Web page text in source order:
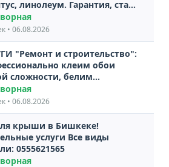
линолеум. Гарантия, стаж
• 06.08.2026
"Ремонт и строительство":
клеим обои
сложности, белим
красим разной
потолки, стены.
батареи, двери, окна,
Шпатлюем
• 06.08.2026
крыши в Бишкеке!
услуги Все виды
кровли: 0555621565